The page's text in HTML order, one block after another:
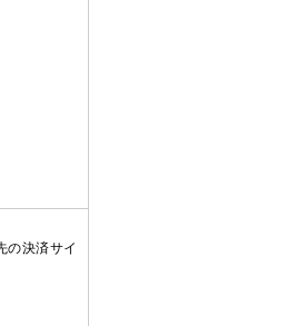
の決済サイ